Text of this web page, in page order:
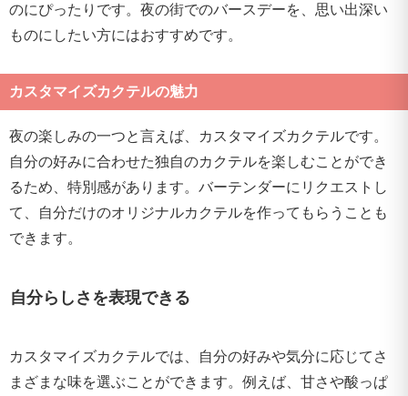
のにぴったりです。夜の街でのバースデーを、思い出深い
ものにしたい方にはおすすめです。
カスタマイズカクテルの魅力
夜の楽しみの一つと言えば、カスタマイズカクテルです。
自分の好みに合わせた独自のカクテルを楽しむことができ
るため、特別感があります。バーテンダーにリクエストし
て、自分だけのオリジナルカクテルを作ってもらうことも
できます。
自分らしさを表現できる
カスタマイズカクテルでは、自分の好みや気分に応じてさ
まざまな味を選ぶことができます。例えば、甘さや酸っぱ